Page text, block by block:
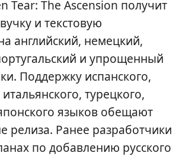
Tear: The Ascension получит
и текстовую
английский, немецкий,
и упрощенный
Поддержку испанского,
турецкого,
языков обещают
релиза. Ранее разработчики
по добавлению русского